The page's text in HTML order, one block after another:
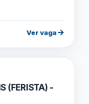
Ver vaga
(FERISTA) -